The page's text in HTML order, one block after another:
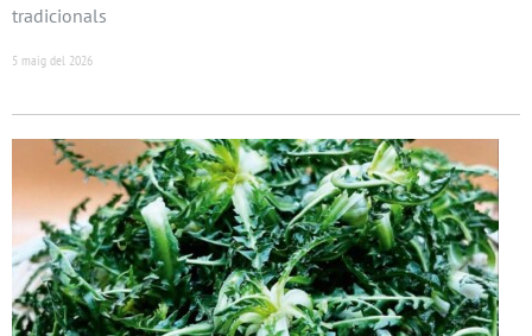
tradicionals
5 maig del 2026